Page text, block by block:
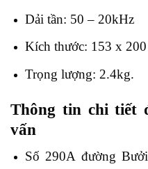
Dải tần: 50 – 20kHz
Kích thước: 153 x
Trọng lượng: 2.4kg.
Thông tin chi tiết
vấn
Số 290A đường